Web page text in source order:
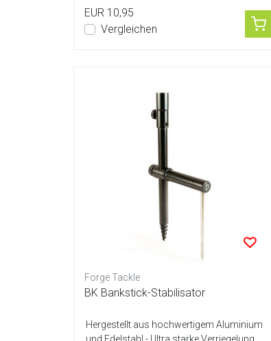
EUR 10,95
Vergleichen
Forge Tackle
BK Bankstick-Stabilisator
Hergestellt aus hochwertigem Aluminium